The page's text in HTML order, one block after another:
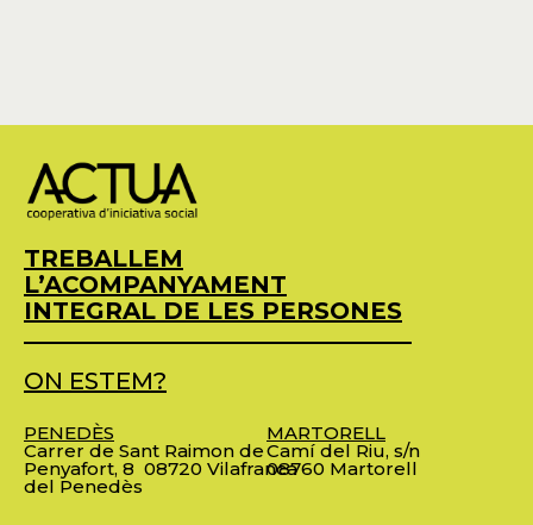
TREBALLEM
L’ACOMPANYAMENT
INTEGRAL DE LES PERSONES
ON ESTEM?
PENEDÈS
Carrer de Sant Raimon de
Penyafort, 8 08720 Vilafranca
del Penedès
MARTORELL
Camí del Riu, s/n
08760 Martorell